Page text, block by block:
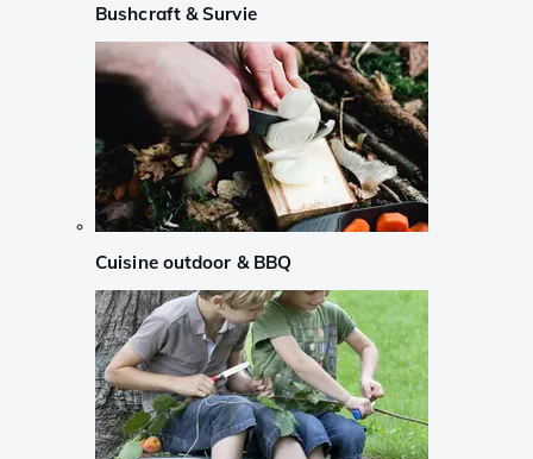
Bushcraft & Survie
Cuisine outdoor & BBQ